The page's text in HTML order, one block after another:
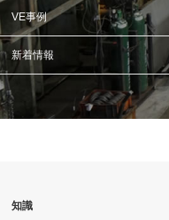
VE事例
新着情報
知識